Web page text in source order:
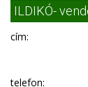
ILDIKÓ-
cím:
telefon: